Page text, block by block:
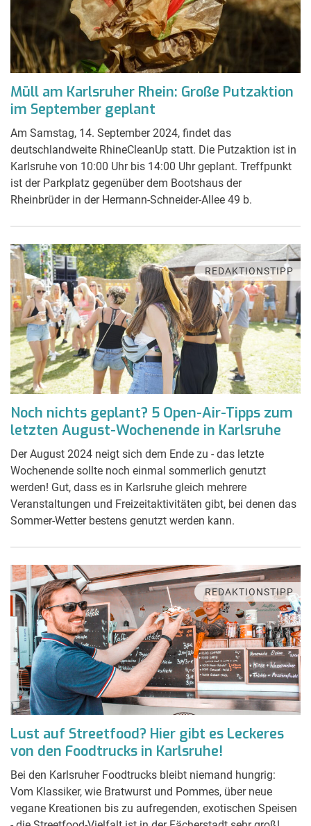
Müll am Karlsruher Rhein: Große Putzaktion
im September geplant
Am Samstag, 14. September 2024, findet das
deutschlandweite RhineCleanUp statt. Die Putzaktion ist in
Karlsruhe von 10:00 Uhr bis 14:00 Uhr geplant. Treffpunkt
ist der Parkplatz gegenüber dem Bootshaus der
Rheinbrüder in der Hermann-Schneider-Allee 49 b.
REDAKTIONSTIPP
Noch nichts geplant? 5 Open-Air-Tipps zum
letzten August-Wochenende in Karlsruhe
Der August 2024 neigt sich dem Ende zu - das letzte
Wochenende sollte noch einmal sommerlich genutzt
werden! Gut, dass es in Karlsruhe gleich mehrere
Veranstaltungen und Freizeitaktivitäten gibt, bei denen das
Sommer-Wetter bestens genutzt werden kann.
REDAKTIONSTIPP
Lust auf Streetfood? Hier gibt es Leckeres
von den Foodtrucks in Karlsruhe!
Bei den Karlsruher Foodtrucks bleibt niemand hungrig:
Vom Klassiker, wie Bratwurst und Pommes, über neue
vegane Kreationen bis zu aufregenden, exotischen Speisen